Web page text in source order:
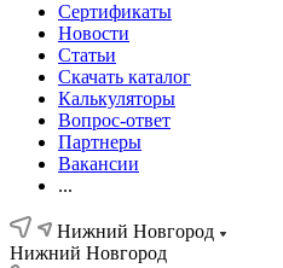
Сертификаты
Новости
Статьи
Скачать каталог
Калькуляторы
Вопрос-ответ
Партнеры
Вакансии
...
Нижний Новгород
Нижний Новгород